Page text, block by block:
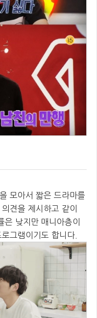
모아서 짧은 드라마를
견을 제시하고 같이
은 낮지만 매니아층이
그램이기도 합니다.